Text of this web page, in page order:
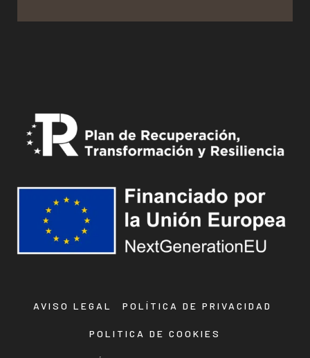
AVISO LEGAL POLÍTICA DE PRIVACIDAD
POLITICA DE COOKIES